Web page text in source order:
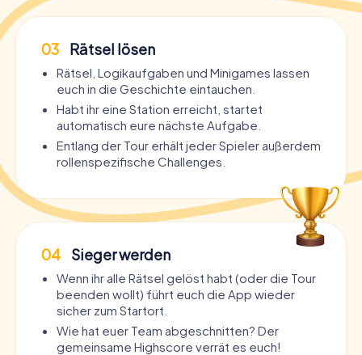
03 Rätsel lösen
Rätsel, Logikaufgaben und Minigames lassen
euch in die Geschichte eintauchen.
Habt ihr eine Station erreicht, startet
automatisch eure nächste Aufgabe.
Entlang der Tour erhält jeder Spieler außerdem
rollenspezifische Challenges.
04 Sieger werden
Wenn ihr alle Rätsel gelöst habt (oder die Tour
beenden wollt) führt euch die App wieder
sicher zum Startort.
Wie hat euer Team abgeschnitten? Der
gemeinsame Highscore verrät es euch!